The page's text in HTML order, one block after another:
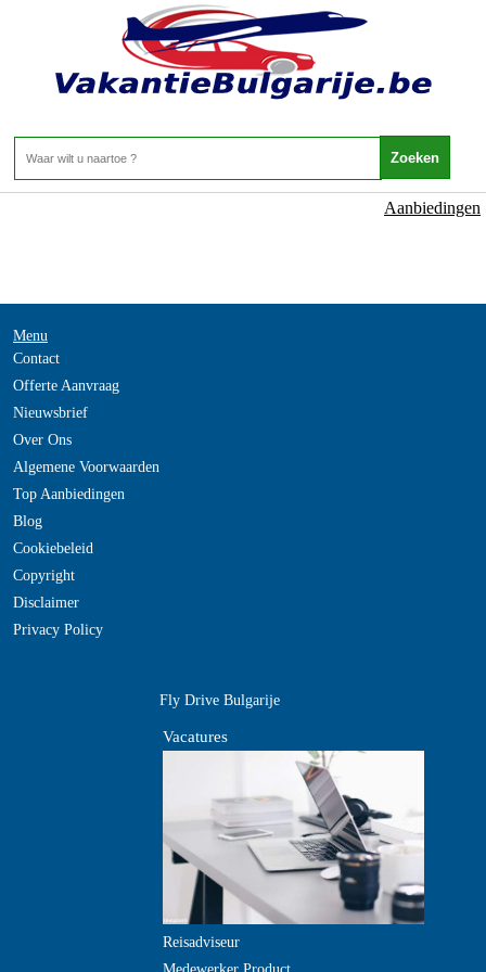
Home>
Aanbiedingen
Menu
Contact
Offerte Aanvraag
Nieuwsbrief
Over Ons
Algemene Voorwaarden
Top Aanbiedingen
Blog
Cookiebeleid
Copyright
Disclaimer
Privacy Policy
Fly Drive Bulgarije
Vacatures
Reisadviseur